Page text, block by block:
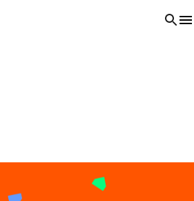
Open